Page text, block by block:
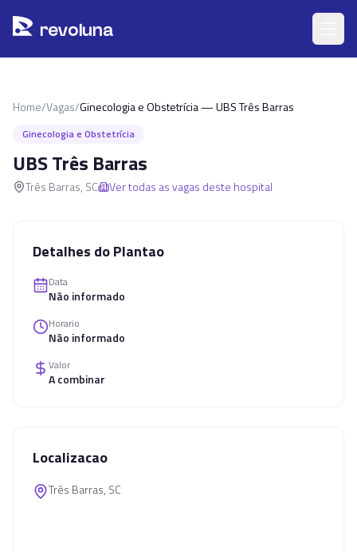
revoluna
Home/Vagas/Ginecologia e Obstetrícia — UBS Três Barras
Ginecologia e Obstetrícia
UBS Três Barras
Três Barras, SC Ver todas as vagas deste hospital
Detalhes do Plantao
Data
Não informado
Horario
Não informado
Valor
A combinar
Localizacao
Três Barras, SC